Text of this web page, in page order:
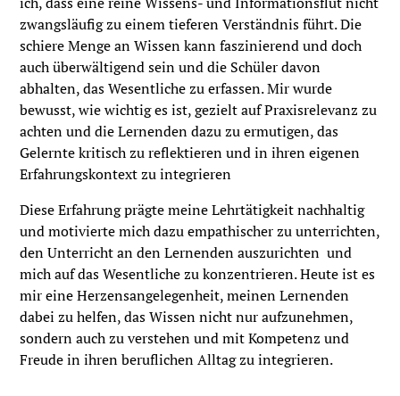
zwangsläufig zu einem tieferen Verständnis führt. Die
schiere Menge an Wissen kann faszinierend und doch
auch überwältigend sein und die Schüler davon
abhalten, das Wesentliche zu erfassen. Mir wurde
bewusst, wie wichtig es ist, gezielt auf Praxisrelevanz zu
achten und die Lernenden dazu zu ermutigen, das
Gelernte kritisch zu reflektieren und in ihren eigenen
Erfahrungskontext zu integrieren
Diese Erfahrung prägte meine Lehrtätigkeit nachhaltig
und motivierte mich dazu empathischer zu unterrichten,
den Unterricht an den Lernenden auszurichten und
mich auf das Wesentliche zu konzentrieren. Heute ist es
mir eine Herzensangelegenheit, meinen Lernenden
dabei zu helfen, das Wissen nicht nur aufzunehmen,
sondern auch zu verstehen und mit Kompetenz und
Freude in ihren beruflichen Alltag zu integrieren.